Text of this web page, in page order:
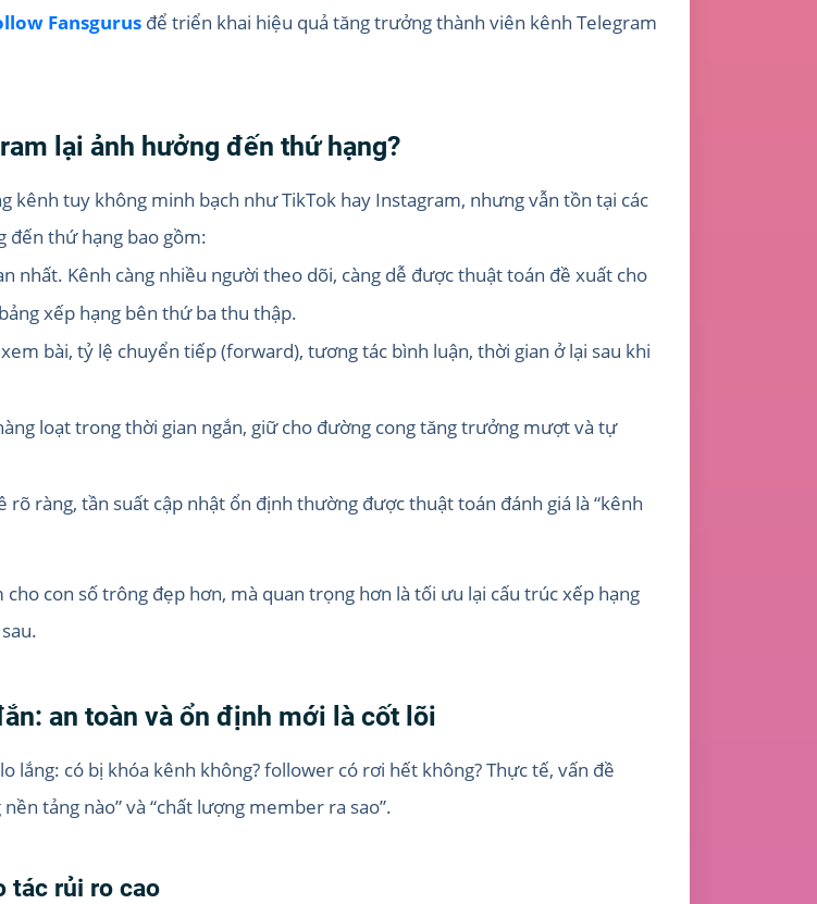
Fansgurus để triển khai hiệu quả tăng trưởng thành viên kênh Telegram
lại ảnh hưởng đến thứ hạng?
kênh tuy không minh bạch như TikTok hay Instagram, nhưng vẫn tồn tại các
đến thứ hạng bao gồm:
nhất. Kênh càng nhiều người theo dõi, càng dễ được thuật toán đề xuất cho
xếp hạng bên thứ ba thu thập.
bài, tỷ lệ chuyển tiếp (forward), tương tác bình luận, thời gian ở lại sau khi
loạt trong thời gian ngắn, giữ cho đường cong tăng trưởng mượt và tự
rõ ràng, tần suất cập nhật ổn định thường được thuật toán đánh giá là “kênh
cho con số trông đẹp hơn, mà quan trọng hơn là tối ưu lại cấu trúc xếp hạng
an toàn và ổn định mới là cốt lõi
lắng: có bị khóa kênh không? follower có rơi hết không? Thực tế, vấn đề
tảng nào” và “chất lượng member ra sao”.
tác rủi ro cao